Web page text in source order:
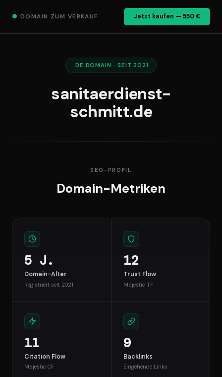
● DOMAIN ZUM VERKAUF Jetzt kaufen — 550 €
.DE DOMAIN · SEIT 2021
sanitaerdienst-
schmitt.de
SEO-PROFIL
Domain-Metriken
5 J.
Domain-Alter
Registriert seit 2021
12
Trust Flow
Majestic TF
11
Citation Flow
Majestic CF
9
Backlinks
Eingehende Links